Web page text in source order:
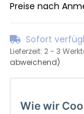
Preise nach
Sofort
Lieferzeit: 2 - 3
abweichend)
Wie wir